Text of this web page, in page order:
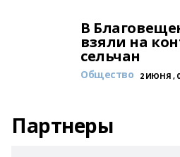
В
взяли на
сельчан
Общество 2 ИЮНЯ ,
Партнеры